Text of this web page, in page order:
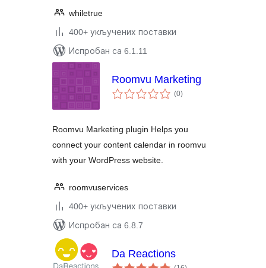
whiletrue
400+ укључених поставки
Испробан са 6.1.11
Roomvu Marketing
(0укупних
оцена
)
Roomvu Marketing plugin Helps you
connect your content calendar in roomvu
with your WordPress website.
roomvuservices
400+ укључених поставки
Испробан са 6.8.7
Da Reactions
укупних